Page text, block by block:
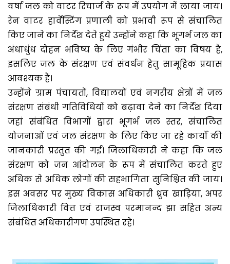
वर्षा जल को वाटर रिचार्ज के रूप में उपयोग में लाया जाय।
रेन वाटर हार्वेस्टिंग प्रणाली को प्रभावी रूप से संचालित
किए जाने का निर्देश देते हुये उन्होंने कहा कि भूगर्भ जल का
अंधाधुंध दोहन भविष्य के लिए गंभीर चिंता का विषय है,
इसलिए जल के संरक्षण एवं संवर्धन हेतु सामूहिक प्रयास
आवश्यक हैं।
उन्होंने ग्राम पंचायतों, विद्यालयों एवं नगरीय क्षेत्रों में जल
संरक्षण संबंधी गतिविधियों को बढ़ावा देने का निर्देश दिया
जहां संबंधित विभागों द्वारा भूगर्भ जल स्तर, संचालित
योजनाओं एवं जल संरक्षण के लिए किए जा रहे कार्यों की
जानकारी प्रस्तुत की गई। जिलाधिकारी ने कहा कि जल
संरक्षण को जन आंदोलन के रूप में संचालित करते हुए
अधिक से अधिक लोगों की सहभागिता सुनिश्चित की जाय।
इस अवसर पर मुख्य विकास अधिकारी ध्रुव खाड़िया, अपर
जिलाधिकारी वित्त एवं राजस्व परमानन्द झा सहित अन्य
संबंधित अधिकारीगण उपस्थित रहे।